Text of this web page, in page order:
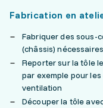
Fabrication en
Fabriquer des sous-
(châssis)
Reporter sur la tôle
par exemple pour
ventilation
Découper la tôle